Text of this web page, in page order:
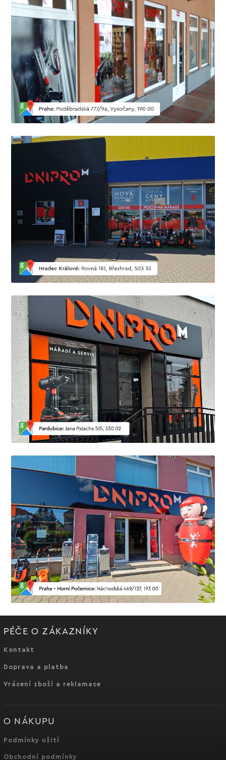
PÉČE O ZÁKAZNÍKY
Kontakt
Doprava a platba
Vrácení zboží a reklamace
O NÁKUPU
Podmínky užití
Obchodní podmínky